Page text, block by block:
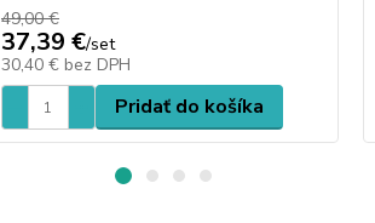
49,00 €
37,39 €/set
30,40 € bez DPH
Pridať do košíka